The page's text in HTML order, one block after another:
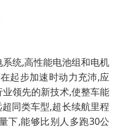
统,高性能电池组和电机
起步加速时动力充沛,应
领先的新技术,使整车能
同类车型,超长续航里程
下,能够比别人多跑30公